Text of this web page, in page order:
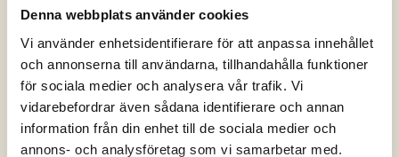
Denna webbplats använder cookies
Vi använder enhetsidentifierare för att anpassa innehållet
och annonserna till användarna, tillhandahålla funktioner
för sociala medier och analysera vår trafik. Vi
vidarebefordrar även sådana identifierare och annan
information från din enhet till de sociala medier och
annons- och analysföretag som vi samarbetar med.
lösenord” alternativt kontakta oss så hjälper
vi dig!
Logga in